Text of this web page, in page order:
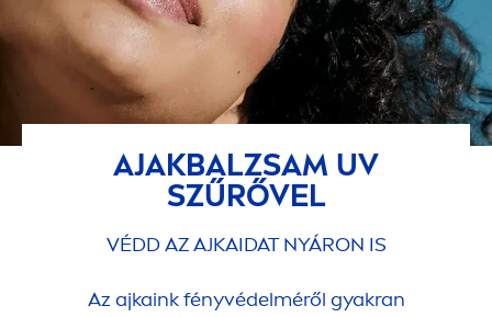
AJAKBALZSAM UV
SZŰRŐVEL
VÉDD AZ AJKAIDAT NYÁRON IS
Az ajkaink fényvédelméről gyakran